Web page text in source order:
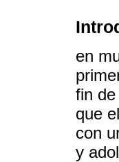
en
fin
que
con
y